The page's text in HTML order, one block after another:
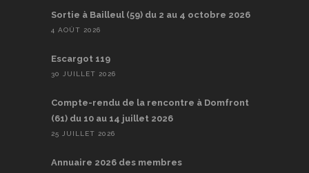
Sortie à Bailleul (59) du 2 au 4 octobre 2026
4 AOÛT 2026
Escargot 119
30 JUILLET 2026
Compte-rendu de la rencontre à Domfront
(61) du 10 au 14 juillet 2026
25 JUILLET 2026
Annuaire 2026 des membres